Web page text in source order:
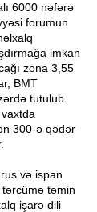
6000 nəfərə
forumun
imkan
zona 3,55
BMT
tutulub.
300-ə qədər
və ispan
təmin
işarə dili